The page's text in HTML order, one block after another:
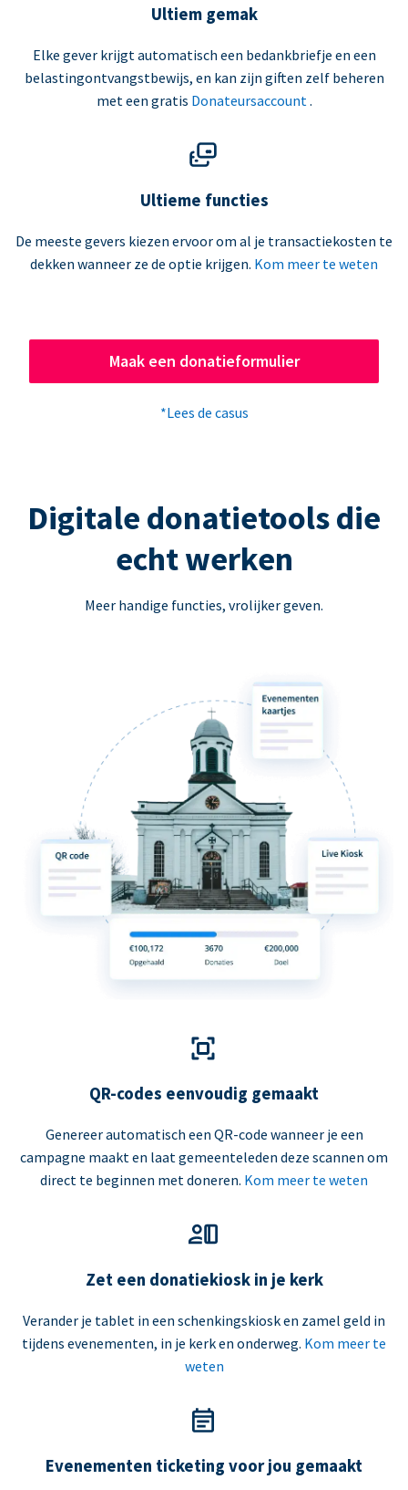
Ultiem gemak
Elke gever krijgt automatisch een bedankbriefje en een
belastingontvangstbewijs, en kan zijn giften zelf beheren
met een gratis Donateursaccount.
Ultieme functies
De meeste gevers kiezen ervoor om al je transactiekosten te
dekken wanneer ze de optie krijgen. Kom meer te weten
Maak een donatieformulier
*Lees de casus
Digitale donatietools die
echt werken
Meer handige functies, vrolijker geven.
QR-codes eenvoudig gemaakt
Genereer automatisch een QR-code wanneer je een
campagne maakt en laat gemeenteleden deze scannen om
direct te beginnen met doneren. Kom meer te weten
Zet een donatiekiosk in je kerk
Verander je tablet in een schenkingskiosk en zamel geld in
tijdens evenementen, in je kerk en onderweg. Kom meer te
weten
Evenementen ticketing voor jou gemaakt